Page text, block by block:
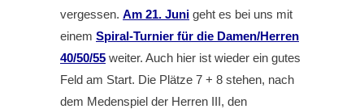
vergessen. Am 21. Juni geht es bei uns mit
einem Spiral-Turnier für die Damen/Herren
40/50/55 weiter. Auch hier ist wieder ein gutes
Feld am Start. Die Plätze 7 + 8 stehen, nach
dem Medenspiel der Herren III, den